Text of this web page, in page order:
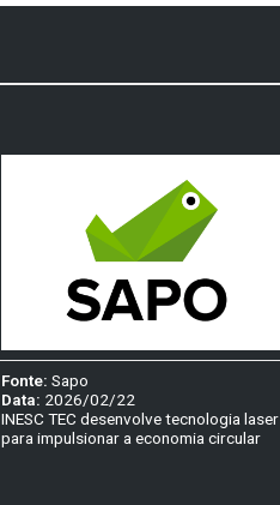
Fonte: Sapo
Data: 2026/02/22
INESC TEC desenvolve tecnologia laser
para impulsionar a economia circular